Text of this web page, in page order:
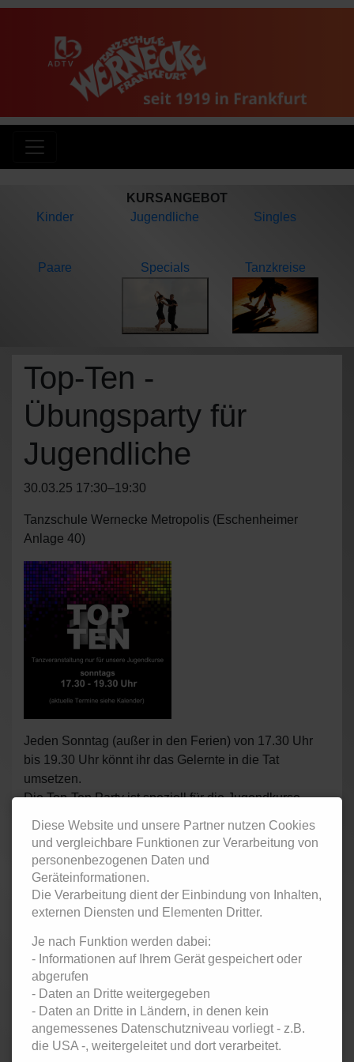
KURSANGEBOT
Kinder
Jugendliche Singles
Paare Specials Tanzkreise
Top-Ten -
Übungsparty für
Jugendliche
30.03.25 17:30–19:30
Tanzschule Wernecke Metropolis (Eschenheimer
Anlage 40)
Jeden Sonntag (außer in den Ferien) von 17.30 Uhr
bis 19.30 Uhr könnt ihr das Gelernte in die Tat
umsetzen.
Die Top-Ten Party ist speziell für die Jugendkurse.
Gleichgesinnter. Das Ganze in einer trendigen
Location über den Dächern von Frankfurt im
METROPOLIS.
Eintritt 5 Euro inkl. einem Freigetränk
Zurück
< Februar 2025 März 2025
April 2025 >
Montag Dienstag
Faschingsball
2025
Übungsparty
Diese Website und unsere Partner nutzen Cookies
und vergleichbare Funktionen zur Verarbeitung von
personenbezogenen Daten und
Geräteinformationen.
Die Verarbeitung dient der Einbindung von Inhalten,
externen Diensten und Elementen Dritter.
Je nach Funktion werden dabei:
- Informationen auf Ihrem Gerät gespeichert oder
abgerufen
- Daten an Dritte weitergegeben
- Daten an Dritte in Ländern, in denen kein
angemessenes Datenschutzniveau vorliegt - z.B.
die USA -, weitergeleitet und dort verarbeitet.